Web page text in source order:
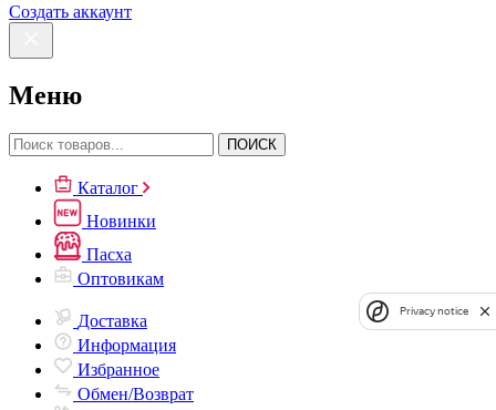
Создать аккаунт
Меню
ПОИСК
Каталог
Новинки
Пасха
Оптовикам
Доставка
Информация
Избранное
Обмен/Возврат
Privacy notice